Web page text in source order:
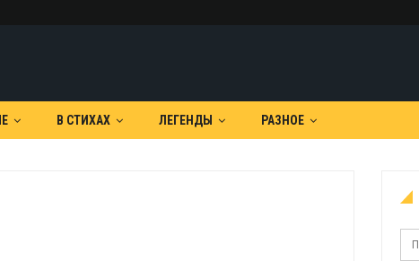
В СТИХАХ ЛЕГЕНДЫ РАЗНОЕ